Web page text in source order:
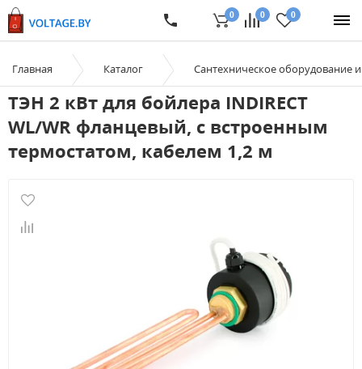
0 0 0
Главная Каталог Сантехническое оборудование
ТЭН 2 кВт для бойлера INDIRECT
WL/WR фланцевый, с встроенным
термостатом, кабелем 1,2 м